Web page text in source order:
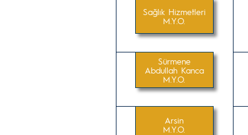
Sağlık Hizmetleri
M.Y.O.
Sürmene
Abdullah Kanca
M.Y.O.
Arsin
M.Y.O.